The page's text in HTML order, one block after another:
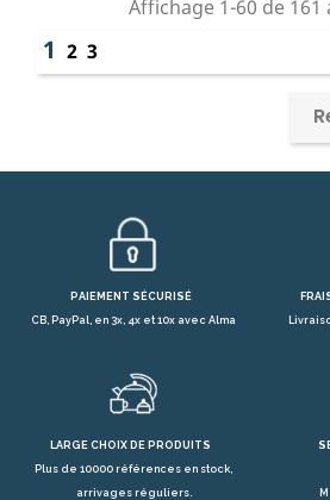
Affichage 1-60 de 161
1 2 3
PAIEMENT SÉCURISÉ
CB, PayPal, en 3x, 4x et 10x avec Alma
LARGE CHOIX DE PRODUITS
Plus de 10000 références en stock,
arrivages réguliers.